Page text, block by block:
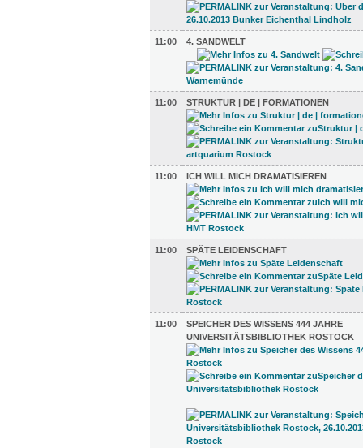
11:00 4. SANDWELT
11:00 STRUKTUR | DE | FORMATIONEN
11:00 ICH WILL MICH DRAMATISIEREN
11:00 SPÄTE LEIDENSCHAFT
11:00
SPEICHER DES WISSENS 444 JAHRE
UNIVERSITÄTSBIBLIOTHEK ROSTOCK